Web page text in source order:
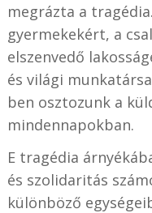
megrázta a
gyermekekért, a
elszenvedő
és világi
ben osztozunk a
mindennapokban.
E tragédia
és szolidaritás
különböző